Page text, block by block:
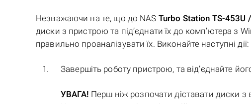
Незважаючи на те, що до NAS Turbo Station TS-453U
диски з пристрою та під’єднати їх до комп’ютера з
правильно проаналізувати їх. Виконайте наступні дії:
Завершіть роботу пристрою, та від’єднайте
УВАГА! Перш ніж розпочати діставати диски